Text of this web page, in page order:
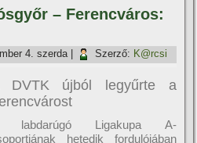
– Ferencváros:
4. szerda| Szerző: K@rcsi
DVTK újból legyűrte a
labdarúgó Ligakupa A-
hetedik fordulójában